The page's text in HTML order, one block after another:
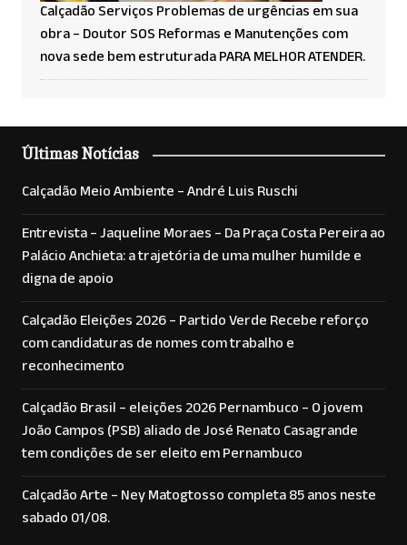
Calçadão Serviços Problemas de urgências em sua
obra – Doutor SOS Reformas e Manutenções com
nova sede bem estruturada PARA MELHOR ATENDER.
Últimas Notícias
Calçadão Meio Ambiente – André Luis Ruschi
Entrevista – Jaqueline Moraes – Da Praça Costa Pereira ao
Palácio Anchieta: a trajetória de uma mulher humilde e
digna de apoio
Calçadão Eleições 2026 – Partido Verde Recebe reforço
com candidaturas de nomes com trabalho e
reconhecimento
Calçadão Brasil – eleições 2026 Pernambuco – O jovem
João Campos (PSB) aliado de José Renato Casagrande
tem condições de ser eleito em Pernambuco
Calçadão Arte – Ney Matogtosso completa 85 anos neste
sabado 01/08.